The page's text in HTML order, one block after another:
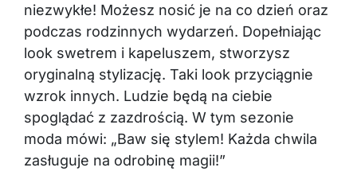
niezwykłe! Możesz nosić je na co dzień oraz
podczas rodzinnych wydarzeń. Dopełniając
look swetrem i kapeluszem, stworzysz
oryginalną stylizację. Taki look przyciągnie
wzrok innych. Ludzie będą na ciebie
spoglądać z zazdrością. W tym sezonie
moda mówi: „Baw się stylem! Każda chwila
zasługuje na odrobinę magii!”